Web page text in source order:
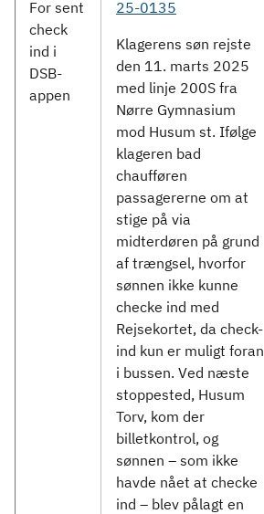
For sent
check
ind i
DSB-
appen
25-0135
Klagerens søn rejste
den 11. marts 2025
med linje 200S fra
Nørre Gymnasium
mod Husum st. Ifølge
klageren bad
chaufføren
passagererne om at
stige på via
midterdøren på grund
af trængsel, hvorfor
sønnen ikke kunne
checke ind med
Rejsekortet, da check-
ind kun er muligt foran
i bussen. Ved næste
stoppested, Husum
Torv, kom der
billetkontrol, og
sønnen – som ikke
havde nået at checke
ind – blev pålagt en